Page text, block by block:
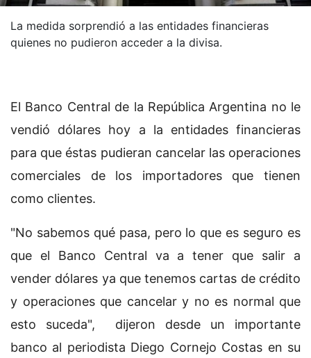
La medida sorprendió a las entidades financieras
quienes no pudieron acceder a la divisa.
El Banco Central de la República Argentina no le
vendió dólares hoy a la entidades financieras
para que éstas pudieran cancelar las operaciones
comerciales de los importadores que tienen
como clientes.
"No sabemos qué pasa, pero lo que es seguro es
que el Banco Central va a tener que salir a
vender dólares ya que tenemos cartas de crédito
y operaciones que cancelar y no es normal que
esto suceda", dijeron desde un importante
banco al periodista Diego Cornejo Costas en su